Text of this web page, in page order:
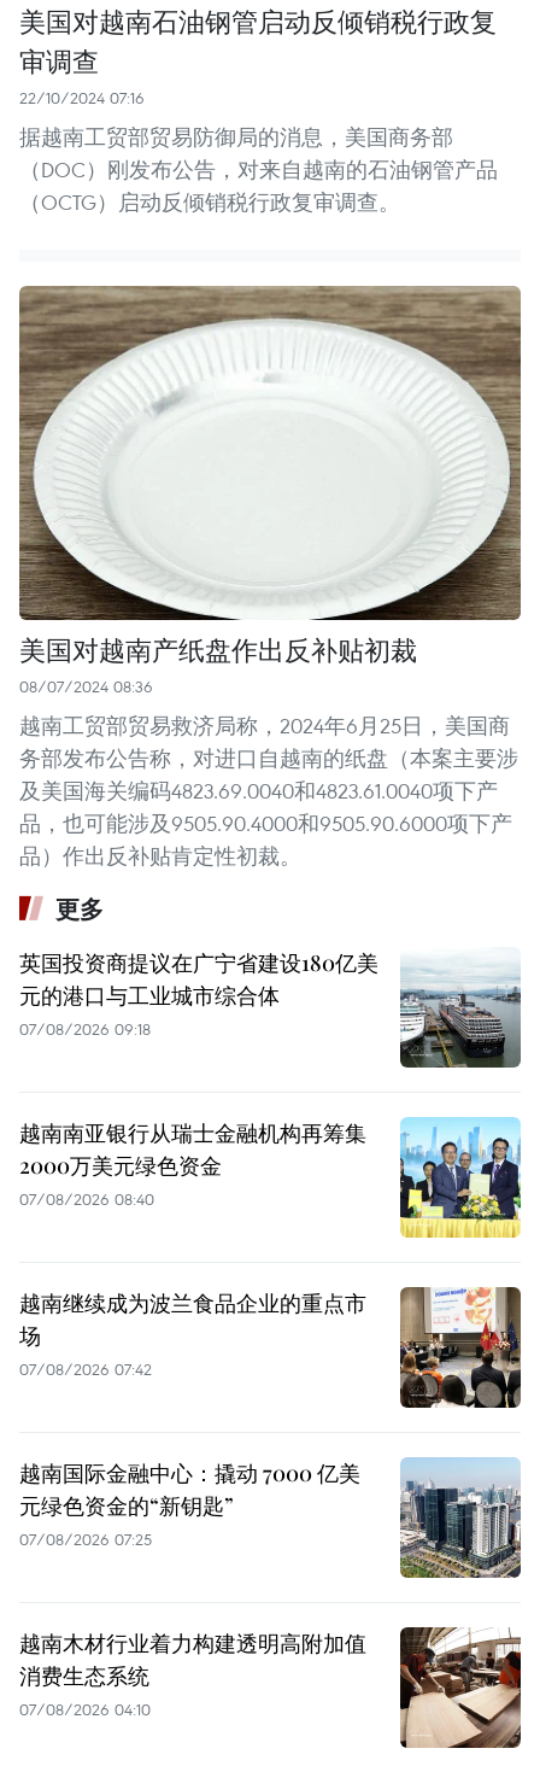
美国对越南石油钢管启动反倾销税行政复
审调查
22/10/2024 07:16
据越南工贸部贸易防御局的消息，美国商务部
（DOC）刚发布公告，对来自越南的石油钢管产品
（OCTG）启动反倾销税行政复审调查。
美国对越南产纸盘作出反补贴初裁
08/07/2024 08:36
越南工贸部贸易救济局称，2024年6月25日，美国商
务部发布公告称，对进口自越南的纸盘（本案主要涉
及美国海关编码4823.69.0040和4823.61.0040项下产
品，也可能涉及9505.90.4000和9505.90.6000项下产
品）作出反补贴肯定性初裁。
更多
英国投资商提议在广宁省建设180亿美
元的港口与工业城市综合体
07/08/2026 09:18
越南南亚银行从瑞士金融机构再筹集
2000万美元绿色资金
07/08/2026 08:40
越南继续成为波兰食品企业的重点市
场
07/08/2026 07:42
越南国际金融中心：撬动 7000 亿美
元绿色资金的“新钥匙”
07/08/2026 07:25
越南木材行业着力构建透明高附加值
消费生态系统
07/08/2026 04:10